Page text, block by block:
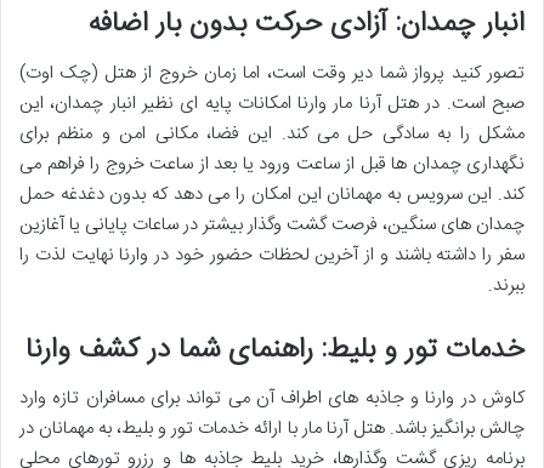
انبار چمدان: آزادی حرکت بدون بار اضافه
تصور کنید پرواز شما دیر وقت است، اما زمان خروج از هتل (چک اوت)
صبح است. در هتل آرنا مار وارنا امکانات پایه ای نظیر انبار چمدان، این
مشکل را به سادگی حل می کند. این فضا، مکانی امن و منظم برای
نگهداری چمدان ها قبل از ساعت ورود یا بعد از ساعت خروج را فراهم می
کند. این سرویس به مهمانان این امکان را می دهد که بدون دغدغه حمل
چمدان های سنگین، فرصت گشت وگذار بیشتر در ساعات پایانی یا آغازین
سفر را داشته باشند و از آخرین لحظات حضور خود در وارنا نهایت لذت را
ببرند.
خدمات تور و بلیط: راهنمای شما در کشف وارنا
کاوش در وارنا و جاذبه های اطراف آن می تواند برای مسافران تازه وارد
چالش برانگیز باشد.هتل آرنا مار با ارائه خدمات تور و بلیط، به مهمانان در
برنامه ریزی گشت وگذارها، خرید بلیط جاذبه ها و رزرو تورهای محلی